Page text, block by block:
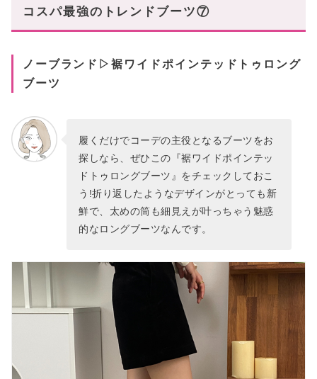
コスパ最強のトレンドブーツ⑦
ノーブランド▷裾ワイドポインテッドトゥロング
ブーツ
履くだけでコーデの主役となるブーツをお
探しなら、ぜひこの『裾ワイドポインテッ
ドトゥロングブーツ』をチェックしておこ
う!折り返したようなデザインがとっても新
鮮で、太めの筒も細見えが叶っちゃう魅惑
的なロングブーツなんです。